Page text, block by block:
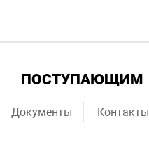
ПОСТУПАЮЩИМ
Документы Контакты